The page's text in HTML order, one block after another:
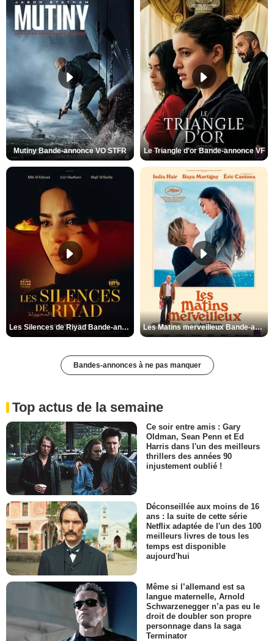
Mutiny Bande-annonce VO STFR Le Triangle d'or Bande-annonce VF
Les Silences de Riyad Bande-annonce VO STFR Les Matins merveilleux Bande-annonce VF
Bandes-annonces à ne pas manquer
Top actus de la semaine
Ce soir entre amis : Gary
Oldman, Sean Penn et Ed
Harris dans l'un des meilleurs
thrillers des années 90
injustement oublié !
Déconseillée aux moins de 16
ans : la suite de cette série
Netflix adaptée de l'un des 100
meilleurs livres de tous les
temps est disponible
aujourd'hui
Même si l’allemand est sa
langue maternelle, Arnold
Schwarzenegger n’a pas eu le
droit de doubler son propre
personnage dans la saga
Terminator